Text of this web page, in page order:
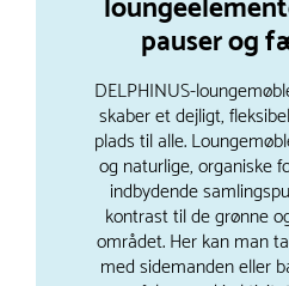
pauser og
DELPHINUS-
skaber et dejligt,
plads til alle.
og naturlige, organiske
indbydende
kontrast til de grønne
området. Her kan man
med sidemanden eller